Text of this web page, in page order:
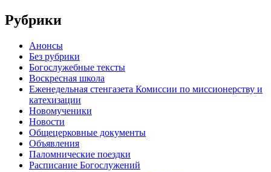
Рубрики
Анонсы
Без рубрики
Богослужебные тексты
Воскресная школа
Еженедельная стенгазета Комиссии по миссионерству и
катехизации
Новомученики
Новости
Общецерковные документы
Объявления
Паломнические поездки
Расписание Богослужений